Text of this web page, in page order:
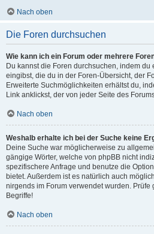
Nach oben
Die Foren durchsuchen
Wie kann ich ein Forum oder mehrere
Du kannst die Foren durchsuchen, indem
eingibst, die du in der Foren-Übersicht, der
Erweiterte Suchmöglichkeiten erhältst du,
Link anklickst, der von jeder Seite des
Nach oben
Weshalb erhalte ich bei der Suche keine
Deine Suche war möglicherweise zu
gängige Wörter, welche von phpBB nicht
spezifischere Anfrage und benutze die
bietet. Außerdem ist es natürlich auch
nirgends im Forum verwendet wurden.
Begriffe!
Nach oben